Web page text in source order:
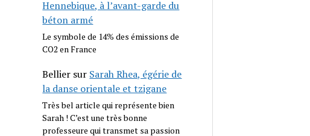
Hennebique, à l’avant-garde du
béton armé
Le symbole de 14% des émissions de
CO2 en France
Bellier sur Sarah Rhea, égérie de
la danse orientale et tzigane
Très bel article qui représente bien
Sarah ! C’est une très bonne
professeure qui transmet sa passion